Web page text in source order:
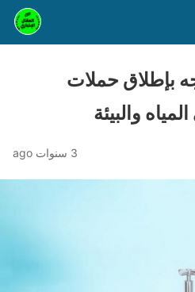
بإطلاق حملات
والبيئة
3 سنوات ago